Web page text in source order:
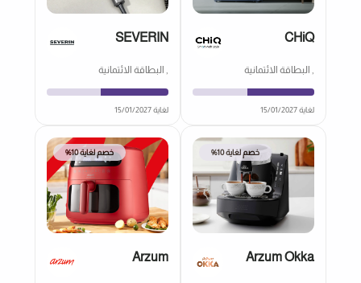
CHiQ
, البطاقة الائتمانية
لغاية 15/01/2027
SEVERIN
, البطاقة الائتمانية
لغاية 15/01/2027
خصم لغاية 10%
Arzum Okka
خصم لغاية 10%
Arzum